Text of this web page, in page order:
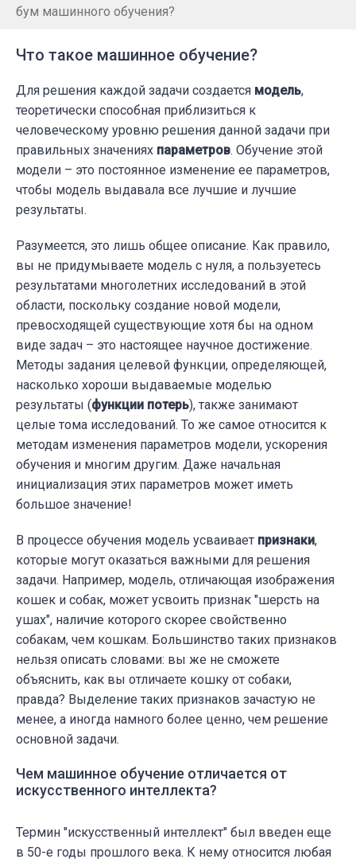
бум машинного обучения?
Что такое машинное обучение?
Для решения каждой задачи создается модель,
теоретически способная приблизиться к
человеческому уровню решения данной задачи при
правильных значениях параметров. Обучение этой
модели – это постоянное изменение ее параметров,
чтобы модель выдавала все лучшие и лучшие
результаты.
Разумеется, это лишь общее описание. Как правило,
вы не придумываете модель с нуля, а пользуетесь
результатами многолетних исследований в этой
области, поскольку создание новой модели,
превосходящей существующие хотя бы на одном
виде задач – это настоящее научное достижение.
Методы задания целевой функции, определяющей,
насколько хороши выдаваемые моделью
результаты (функции потерь), также занимают
целые тома исследований. То же самое относится к
методам изменения параметров модели, ускорения
обучения и многим другим. Даже начальная
инициализация этих параметров может иметь
большое значение!
В процессе обучения модель усваивает признаки,
которые могут оказаться важными для решения
задачи. Например, модель, отличающая изображения
кошек и собак, может усвоить признак "шерсть на
ушах", наличие которого скорее свойственно
собакам, чем кошкам. Большинство таких признаков
нельзя описать словами: вы же не сможете
объяснить, как вы отличаете кошку от собаки,
правда? Выделение таких признаков зачастую не
менее, а иногда намного более ценно, чем решение
основной задачи.
Чем машинное обучение отличается от
искусственного интеллекта?
Термин "искусственный интеллект" был введен еще
в 50-е годы прошлого века. К нему относится любая